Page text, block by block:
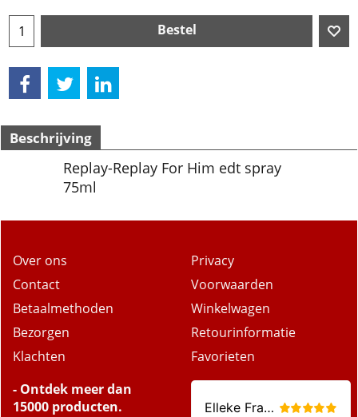
Bestel
Beschrijving
Replay-Replay For Him edt spray
75ml
Over ons
Contact
Betaalmethoden
Bezorgen
Klachten
Privacy
Voorwaarden
Winkelwagen
Retourinformatie
Favorieten
- Ontdek meer dan
15000 producten.